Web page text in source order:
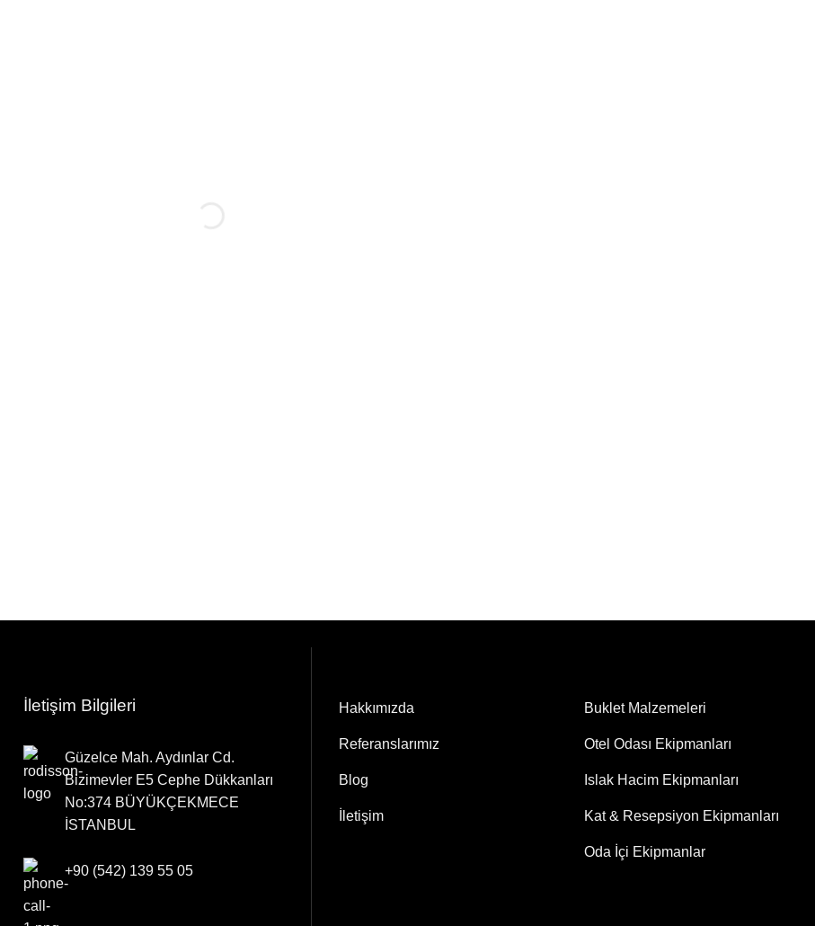
İletişim Bilgileri
Güzelce Mah. Aydınlar Cd.
Bizimevler E5 Cephe Dükkanları
No:374 BÜYÜKÇEKMECE
İSTANBUL
+90 (542) 139 55 05
Hakkımızda
Referanslarımız
Blog
İletişim
Buklet Malzemeleri
Otel Odası Ekipmanları
Islak Hacim Ekipmanları
Kat & Resepsiyon Ekipmanları
Oda İçi Ekipmanlar